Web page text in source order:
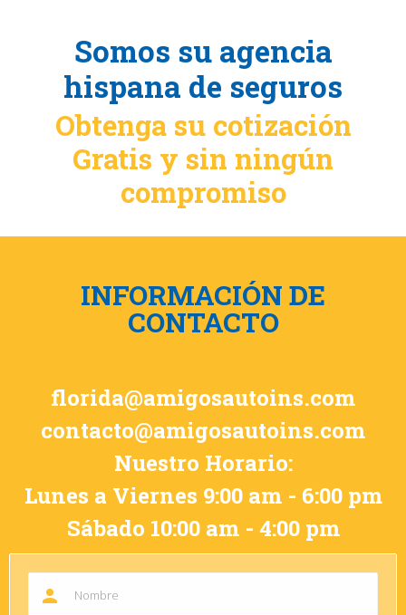
Somos su agencia
hispana de seguros
Obtenga su cotización
Gratis y sin ningún
compromiso
INFORMACIÓN DE
CONTACTO
florida@amigosautoins.com
contacto@amigosautoins.com
Nuestro Horario:
Lunes a Viernes 9:00 am - 6:00 pm
Sábado 10:00 am - 4:00 pm